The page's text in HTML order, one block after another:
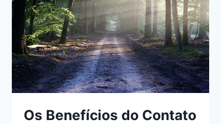
ESTRESSE
Os Benefícios do Contato